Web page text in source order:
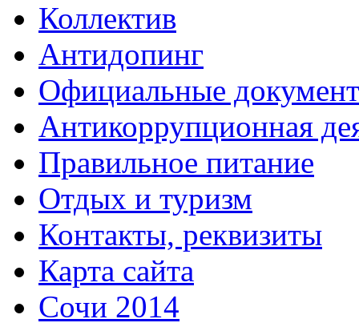
Коллектив
Антидопинг
Официальные
Антикоррупционная
Правильное питание
Отдых и туризм
Контакты, реквизиты
Карта сайта
Сочи 2014